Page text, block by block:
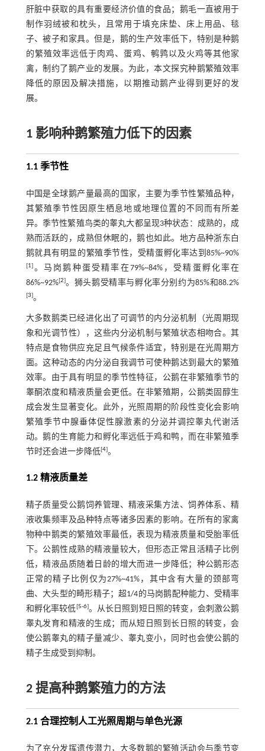
肝脏中获取的具有重要经济价值的食品；鹅毛一直被用于
制作羽绒被和枕头，且常用于填充床垫、床上用品、毯
子、被子和家具。但是，鹅的生产效率低下，特别是种鹅
的繁殖效率远低于肉鸡、蛋鸡、鹌鹑以及火鸡等其他家
禽，制约了鹅产业的发展。为此，本文探究种鹅繁殖效率
降低的原因及解决措施，以期推动鹅产业得到更好的发
展。
1 影响种鹅繁殖力低下的因素
1.1 季节性
中国是全球鹅产量最高的国家，主要为季节性繁殖品种，
其繁殖季节性因原生栖息地或地理位置的不同而有所差
异。季节性繁殖鸟类的睾丸大都呈现3种状态：成熟的，成
熟而活跃的，成熟但休眠的，鹅也如此。地方品种浙东白
鹅就具有明显的繁殖季节性，受精蛋孵化率达到85%~90%
[1]。马岗鹅种蛋受精率在79%~84%，受精蛋孵化率在
86%~92%[2]。狮头鹅受精率与孵化率分别约为85%和88.2%
[3]。
大多数鹅类已经进化出了可调节的内分泌机制（光周期现
象和光调节性），这些内分泌机制与繁殖状态相吻合。其
特点是食物供应充足且气候条件适宜，特别是在光周期方
面。这种动态的内分泌自我调节可使种鹅达到最大的繁殖
效率。由于具有明显的季节性特征，公鹅在非繁殖季节的
睾酮浓度和精液质量会更低。在非繁殖期，公鹅类固醇生
成会发生显著变化。此外，光照周期的阶段性变化会影响
繁殖季节中腺垂体促性腺激素的分泌并调控睾丸代谢活
动。鹅的生育能力和孵化率远低于鸡和鸭，而在非繁殖季
节时还会进一步降低[4]。
1.2 精液质量差
精子质量受公鹅饲养管理、精液采集方法、饲养体系、精
液收集频率及品种特点等诸多因素的影响。在所有的家禽
物种中鹅类的繁殖效率最低，表现为精液质量和受胎率低
下。公鹅性成熟的精液量较大，但形态正常且活精子比例
低，精液品质随着日龄的增大而进一步降低；种公鹅形态
正常的精子比例仅为27%~41%，其中含有大量的颈部弯
曲、大头型的畸形精子；超1/4的马岗鹅配种能力、受精率
和孵化率较低[5-6]。从长日照到短日照的转变，会刺激公鹅
睾丸发育和精液的生成；而从短日照到长日照的转变，会
使公鹅睾丸的精子量减少、睾丸变小，同时也会使公鹅的
精子生成受到抑制。
2 提高种鹅繁殖力的方法
2.1 合理控制人工光照周期与单色光源
为了充分发挥遗传潜力，大多数鹅的繁殖活动会与季节变